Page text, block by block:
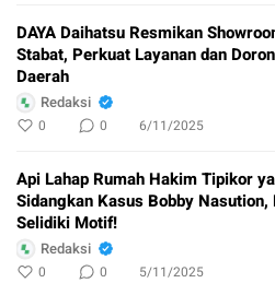
DAYA Daihatsu Resmikan
Stabat, Perkuat Layanan dan
Daerah
Redaksi
0 0 6/11/2025
Api Lahap Rumah Hakim Tipikor
Sidangkan Kasus Bobby
Selidiki Motif!
Redaksi
0 0 5/11/2025